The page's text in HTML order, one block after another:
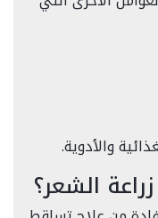
والأدوية.
الشعر؟